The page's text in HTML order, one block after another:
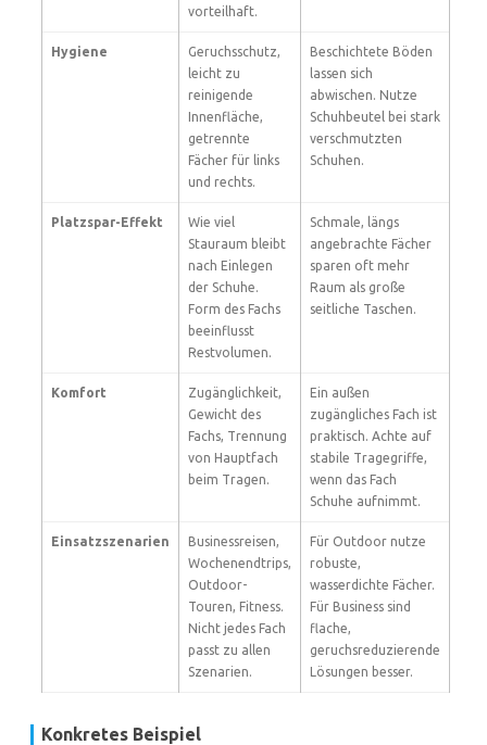
vorteilhaft.
Hygiene
Geruchsschutz,
leicht zu
reinigende
Innenfläche,
getrennte
Fächer für links
und rechts.
Beschichtete Böden
lassen sich
abwischen. Nutze
Schuhbeutel bei stark
verschmutzten
Schuhen.
Platzspar-Effekt
Wie viel
Stauraum bleibt
nach Einlegen
der Schuhe.
Form des Fachs
beeinflusst
Restvolumen.
Schmale, längs
angebrachte Fächer
sparen oft mehr
Raum als große
seitliche Taschen.
Komfort
Zugänglichkeit,
Gewicht des
Fachs, Trennung
von Hauptfach
beim Tragen.
Ein außen
zugängliches Fach ist
praktisch. Achte auf
stabile Tragegriffe,
wenn das Fach
Schuhe aufnimmt.
Einsatzszenarien
Businessreisen,
Wochenendtrips,
Outdoor-
Touren, Fitness.
Nicht jedes Fach
passt zu allen
Szenarien.
Für Outdoor nutze
robuste,
wasserdichte Fächer.
Für Business sind
flache,
geruchsreduzierende
Lösungen besser.
Konkretes Beispiel